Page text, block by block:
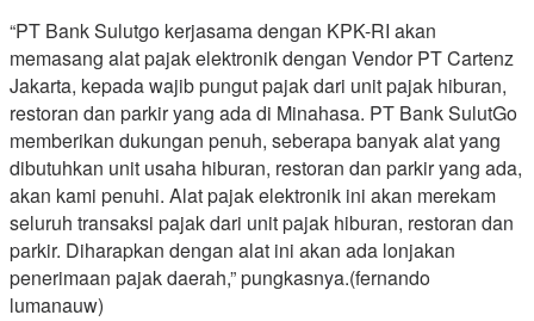
“PT Bank Sulutgo kerjasama dengan KPK-RI akan
memasang alat pajak elektronik dengan Vendor PT Cartenz
Jakarta, kepada wajib pungut pajak dari unit pajak hiburan,
restoran dan parkir yang ada di Minahasa. PT Bank SulutGo
memberikan dukungan penuh, seberapa banyak alat yang
dibutuhkan unit usaha hiburan, restoran dan parkir yang ada,
akan kami penuhi. Alat pajak elektronik ini akan merekam
seluruh transaksi pajak dari unit pajak hiburan, restoran dan
parkir. Diharapkan dengan alat ini akan ada lonjakan
penerimaan pajak daerah,” pungkasnya.(fernando
lumanauw)